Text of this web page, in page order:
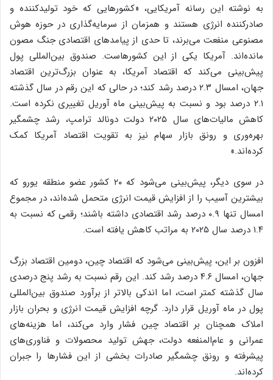
به نوشته این رسانه آمریکایی، «کشورهایی که خود تولیدکننده و
صادرکننده انرژی هستند و همزمان از سرمایه‌گذاری در حوزه هوش
مصنوعی منفعت می‌برند، تا حدی از پیامدهای اقتصادی جنگ مصون
مانده‌اند. آمریکا یکی از این کشورهاست. صندوق بین‌المللی پول
پیش‌بینی می‌کند که اقتصاد آمریکا، به عنوان بزرگ‌ترین اقتصاد
جهان، امسال ۲.۳ درصد رشد کند؛ در حالی که این رقم در سال گذشته
۲.۱ درصد بود و نسبت به پیش‌بینی ماه آوریل تغییری نکرده است.
کاهش مالیات‌های سال ۲۰۲۵ دولت دونالد ترامپ، رشد چشمگیر
بهره‌وری و رونق بازار سهام نیز به تقویت اقتصاد آمریکا کمک
کرده‌اند.»
در سوی دیگر، پیش‌بینی می‌شود که ۲۰ کشور عضو منطقه یورو که
بیشترین آسیب را از افزایش قیمت انرژی متحمل شده‌اند، در مجموع
امسال تنها ۰.۹ درصد رشد اقتصادی داشته باشند؛ رقمی که نسبت به
۱.۴ درصد سال ۲۰۲۵ به مراتب کاهش یافته است.
افزون بر این، پیش‌بینی می‌شود که اقتصاد چین، دومین اقتصاد بزرگ
جهان، امسال ۴.۶ درصد رشد کند. این رقم نسبت به رشد پنج درصدی
سال گذشته کمتر است، اما اندکی بالاتر از برآورد صندوق بین‌المللی
پول در ماه آوریل قرار دارد. گرچه افزایش قیمت انرژی و بحران بازار
املاک همچنان بر اقتصاد چین فشار وارد می‌کند، اما هزینه‌های
عمرانی و عام‌المنفعه دولت، جهش تولید محصولات و فناوری‌های
پیشرفته و رونق چشمگیر صادرات بخشی از این فشارها را جبران
کرده‌اند.